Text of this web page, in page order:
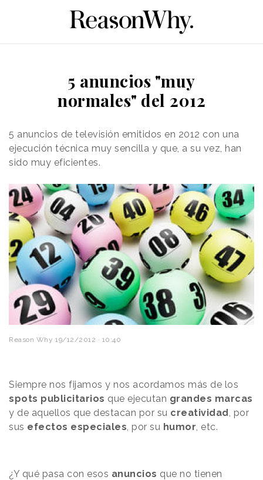
5 anuncios "muy
normales" del 2012
5 anuncios de televisión emitidos en 2012 con una
ejecución técnica muy sencilla y que, a su vez, han
sido muy eficientes.
Reason Why 19/12/2012 · 10:40
Siempre nos fijamos y nos acordamos más de los
spots publicitarios que ejecutan grandes marcas
y de aquellos que destacan por su creatividad , por
sus efectos especiales, por su humor, etc.
¿Y qué pasa con esos anuncios que no tienen